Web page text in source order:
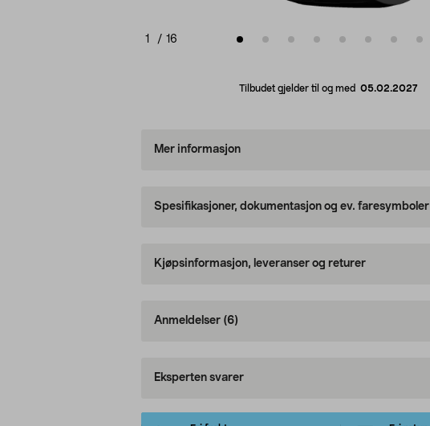
1 / 16
Tilbudet gjelder til og med 05.02.2027
Mer informasjon
Spesifikasjoner, dokumentasjon og ev. faresymboler
Kjøpsinformasjon, leveranser og returer
Anmeldelser (6)
Eksperten svarer